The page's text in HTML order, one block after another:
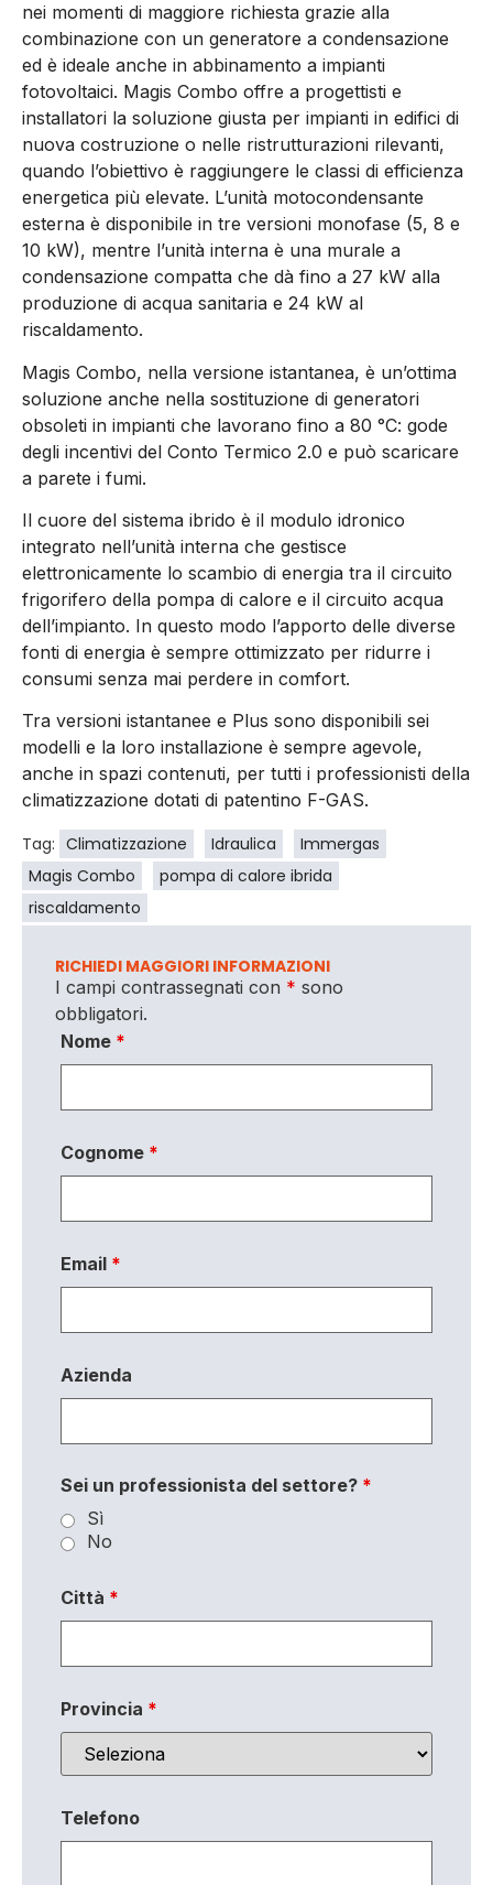
nei momenti di maggiore richiesta grazie alla
combinazione con un generatore a condensazione
ed è ideale anche in abbinamento a impianti
fotovoltaici. Magis Combo offre a progettisti e
installatori la soluzione giusta per impianti in edifici di
nuova costruzione o nelle ristrutturazioni rilevanti,
quando l’obiettivo è raggiungere le classi di efficienza
energetica più elevate. L’unità motocondensante
esterna è disponibile in tre versioni monofase (5, 8 e
10 kW), mentre l’unità interna è una murale a
condensazione compatta che dà fino a 27 kW alla
produzione di acqua sanitaria e 24 kW al
riscaldamento.
Magis Combo, nella versione istantanea, è un’ottima
soluzione anche nella sostituzione di generatori
obsoleti in impianti che lavorano fino a 80 °C: gode
degli incentivi del Conto Termico 2.0 e può scaricare
a parete i fumi.
Il cuore del sistema ibrido è il modulo idronico
integrato nell’unità interna che gestisce
elettronicamente lo scambio di energia tra il circuito
frigorifero della pompa di calore e il circuito acqua
dell’impianto. In questo modo l’apporto delle diverse
fonti di energia è sempre ottimizzato per ridurre i
consumi senza mai perdere in comfort.
Tra versioni istantanee e Plus sono disponibili sei
modelli e la loro installazione è sempre agevole,
anche in spazi contenuti, per tutti i professionisti della
climatizzazione dotati di patentino F-GAS.
Tag: Climatizzazione Idraulica
Immergas
Magis Combo
pompa di calore ibrida
riscaldamento
RICHIEDI MAGGIORI INFORMAZIONI
I campi contrassegnati con * sono
obbligatori.
Nome *
Cognome *
Email *
Azienda
Sei un professionista del settore? *
Sì
No
Città *
Provincia *
Telefono